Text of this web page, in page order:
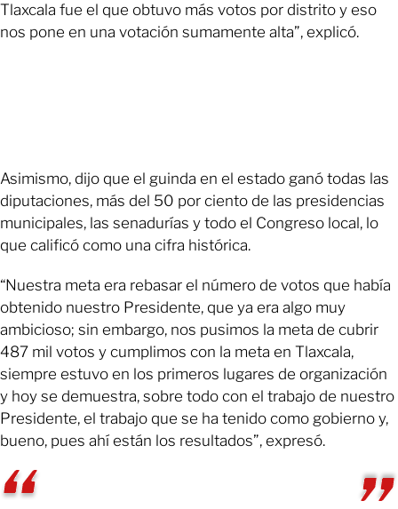
Tlaxcala fue el que obtuvo más votos por distrito y eso
nos pone en una votación sumamente alta”, explicó.
Asimismo, dijo que el guinda en el estado ganó todas las
diputaciones, más del 50 por ciento de las presidencias
municipales, las senadurías y todo el Congreso local, lo
que calificó como una cifra histórica.
“Nuestra meta era rebasar el número de votos que había
obtenido nuestro Presidente, que ya era algo muy
ambicioso; sin embargo, nos pusimos la meta de cubrir
487 mil votos y cumplimos con la meta en Tlaxcala,
siempre estuvo en los primeros lugares de organización
y hoy se demuestra, sobre todo con el trabajo de nuestro
Presidente, el trabajo que se ha tenido como gobierno y,
bueno, pues ahí están los resultados”, expresó.